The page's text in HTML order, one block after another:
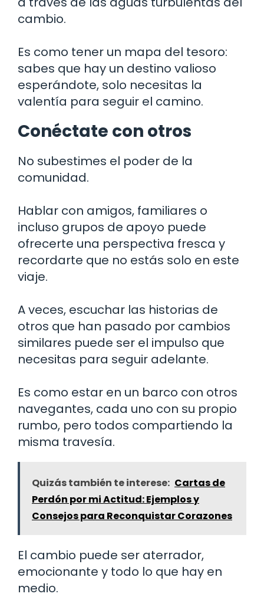
cambio.
Es como tener un mapa del tesoro:
sabes que hay un destino valioso
esperándote, solo necesitas la
valentía para seguir el camino.
Conéctate con otros
No subestimes el poder de la
comunidad.
Hablar con amigos, familiares o
incluso grupos de apoyo puede
ofrecerte una perspectiva fresca y
recordarte que no estás solo en este
viaje.
A veces, escuchar las historias de
otros que han pasado por cambios
similares puede ser el impulso que
necesitas para seguir adelante.
Es como estar en un barco con otros
navegantes, cada uno con su propio
rumbo, pero todos compartiendo la
misma travesía.
Quizás también te interese: Cartas de
Perdón por mi Actitud: Ejemplos y
Consejos para Reconquistar Corazones
El cambio puede ser aterrador,
emocionante y todo lo que hay en
medio.